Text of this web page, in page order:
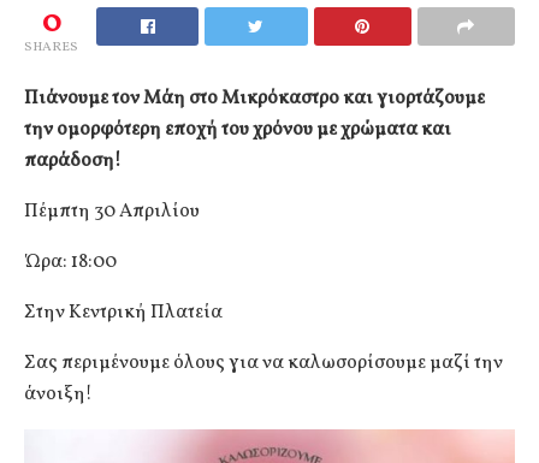
0
SHARES
Πιάνουμε τον Μάη στο Μικρόκαστρο και γιορτάζουμε
την ομορφότερη εποχή του χρόνου με χρώματα και
παράδοση!
Πέμπτη 30 Απριλίου
Ώρα: 18:00
Στην Κεντρική Πλατεία
Σας περιμένουμε όλους για να καλωσορίσουμε μαζί την
άνοιξη!